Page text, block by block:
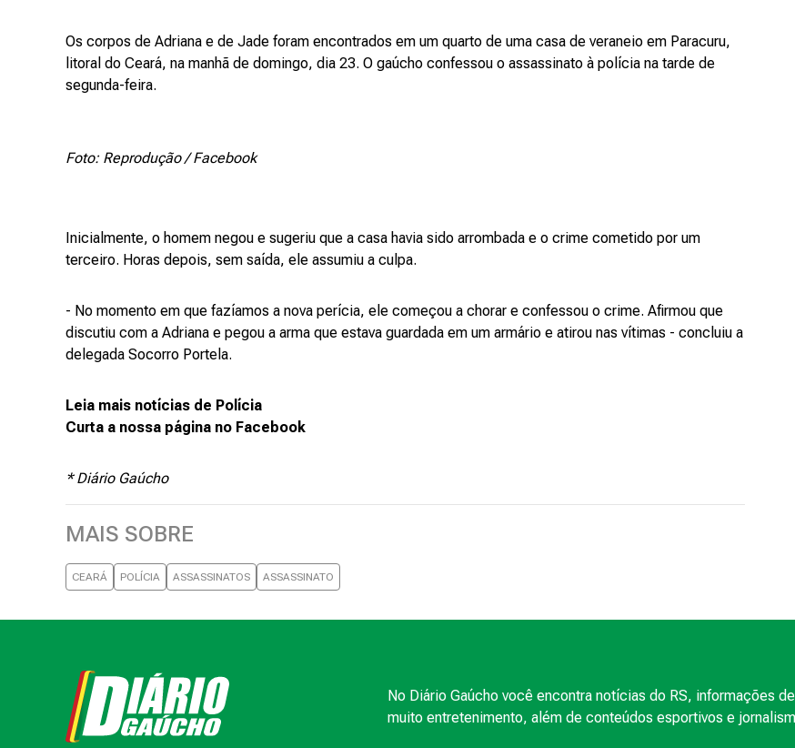
Os corpos de Adriana e de Jade foram encontrados em um quarto de uma casa de veraneio em Paracuru,
litoral do Ceará, na manhã de domingo, dia 23. O gaúcho confessou o assassinato à polícia na tarde de
segunda-feira.
Foto: Reprodução / Facebook
Inicialmente, o homem negou e sugeriu que a casa havia sido arrombada e o crime cometido por um
terceiro. Horas depois, sem saída, ele assumiu a culpa.
- No momento em que fazíamos a nova perícia, ele começou a chorar e confessou o crime. Afirmou que
discutiu com a Adriana e pegou a arma que estava guardada em um armário e atirou nas vítimas - concluiu a
delegada Socorro Portela.
Leia mais notícias de Polícia
Curta a nossa página no Facebook
* Diário Gaúcho
MAIS SOBRE
CEARÁ POLÍCIA ASSASSINATOS ASSASSINATO
No Diário Gaúcho você encontra notícias do RS, informações
muito entretenimento, além de conteúdos esportivos e